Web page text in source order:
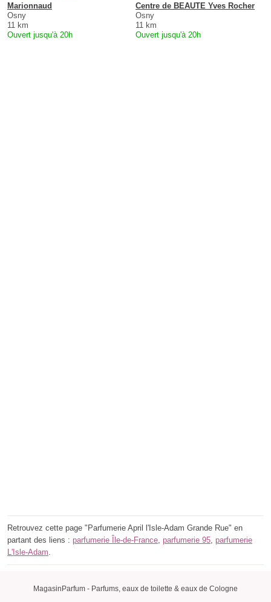
Marionnaud
Osny
11 km
Ouvert jusqu'à 20h
Centre de BEAUTE Yves Rocher
Osny
11 km
Ouvert jusqu'à 20h
Retrouvez cette page "Parfumerie April l'Isle-Adam Grande Rue" en
partant des liens : parfumerie Île-de-France parfumerie 95 parfumerie
L'Isle-Adam
MagasinParfum - Parfums, eaux de toilette & eaux de Cologne